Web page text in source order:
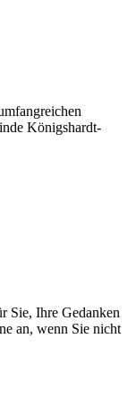
Königshardt-
Sie, Ihre Gedanken
an, wenn Sie nicht